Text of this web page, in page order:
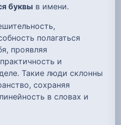
буквы в имени.
полагаться
проявляя
и
Такие люди склонны
сохраняя
в словах и